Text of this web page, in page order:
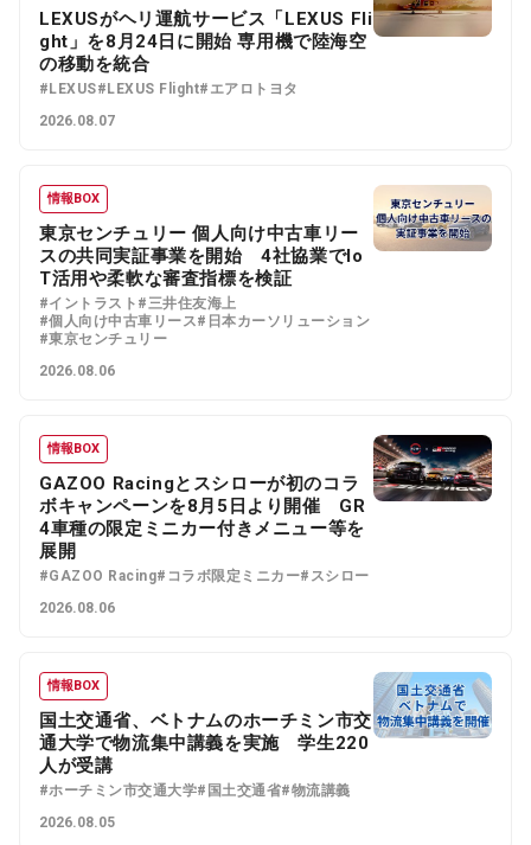
LEXUSがヘリ運航サービス「LEXUS Fli
ght」を8月24日に開始 専用機で陸海空
の移動を統合
#LEXUS#LEXUS Flight#エアロトヨタ
2026.08.07
情報BOX
東京センチュリー 個人向け中古車リー
スの共同実証事業を開始 4社協業でIo
T活用や柔軟な審査指標を検証
#イントラスト #三井住友海上
#個人向け中古車リース#日本カーソリューション
#東京センチュリー
2026.08.06
情報BOX
GAZOO Racingとスシローが初のコラ
ボキャンペーンを8月5日より開催 GR
4車種の限定ミニカー付きメニュー等を
展開
#GAZOO Racing#コラボ限定ミニカー#スシロー
2026.08.06
情報BOX
国土交通省、ベトナムのホーチミン市交
通大学で物流集中講義を実施 学生220
人が受講
#ホーチミン市交通大学#国土交通省#物流講義
2026.08.05